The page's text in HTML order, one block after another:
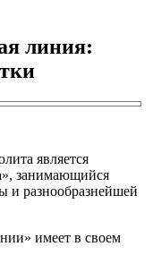
линия:
является
занимающийся
и разнообразнейшей
имеет в своем